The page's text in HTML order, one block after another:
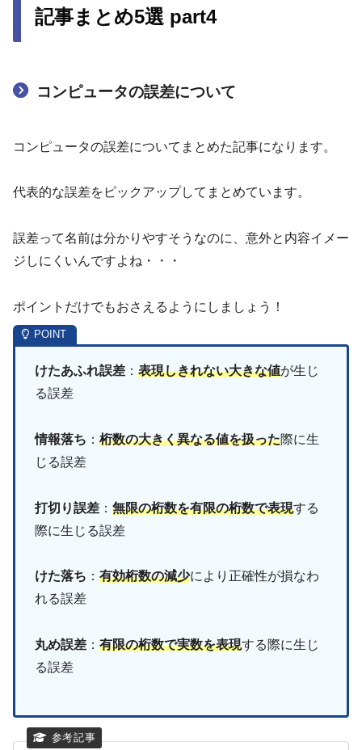
記事まとめ5選 part4
コンピュータの誤差について
コンピュータの誤差についてまとめた記事になります。
代表的な誤差をピックアップしてまとめています。
誤差って名前は分かりやすそうなのに、意外と内容イメー
ジしにくいんですよね・・・
ポイントだけでもおさえるようにしましょう！
けたあふれ誤差 ： 表現しきれない大きな値が生じ
る誤差
情報落ち ： 桁数の大きく異なる値を扱った際に生
じる誤差
打切り誤差 ： 無限の桁数を有限の桁数で表現する
際に生じる誤差
けた落ち ： 有効桁数の減少により正確性が損なわ
れる誤差
丸め誤差 ： 有限の桁数で実数を表現する際に生じ
る誤差